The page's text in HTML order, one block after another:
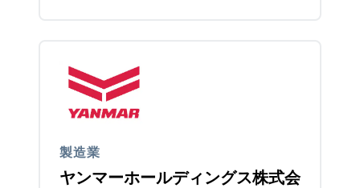
製造業
ヤンマーホールディングス株式会